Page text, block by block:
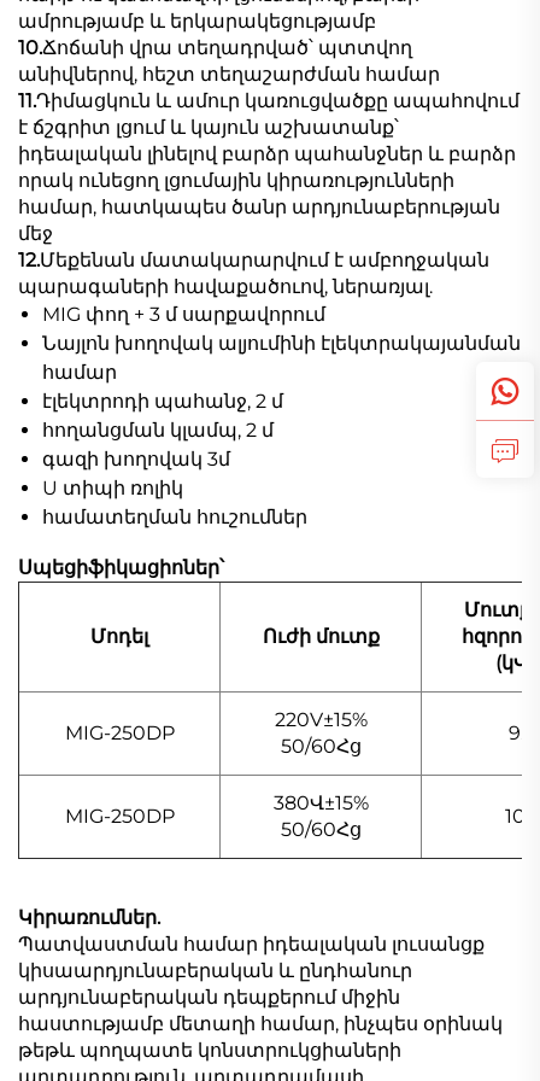
ամրությամբ և երկարակեցությամբ
10.Ճոճանի վրա տեղադրված՝ պտտվող
անիվներով, հեշտ տեղաշարժման համար
11.Դիմացկուն և ամուր կառուցվածքը ապահովում
է ճշգրիտ լցում և կայուն աշխատանք՝
իդեալական լինելով բարձր պահանջներ և բարձր
որակ ունեցող լցումային կիրառությունների
համար, հատկապես ծանր արդյունաբերության
մեջ
12.Մեքենան մատակարարվում է ամբողջական
պարագաների հավաքածուով, ներառյալ.
MIG փող + 3 մ սարքավորում
Նայլոն խողովակ ալյումինի էլեկտրակայանման
համար
էլեկտրոդի պահանջ, 2 մ
հողանցման կլամպ, 2 մ
գազի խողովակ 3մ
U տիպի ռոլիկ
համատեղման հուշումներ
Սպեցիֆիկացիոներ՝
Մոդել Ուժի մուտք
MIG-250DP
220V±15%
50/60Հց
9.5
MIG-250DP
380Վ±15%
50/60Հց
10.5
Կիրառումներ.
Պատվաստման համար իդեալական լուսանցք
կիսաարդյունաբերական և ընդհանուր
արդյունաբերական դեպքերում միջին
հաստությամբ մետաղի համար, ինչպես օրինակ
թեթև պողպատե կոնստրուկցիաների
արտադրություն, արտադրամասի